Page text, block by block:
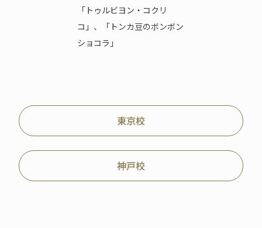
「トゥルビヨン・コクリ
コ」、「トンカ豆のボンボン
ショコラ」
東京校
神戸校